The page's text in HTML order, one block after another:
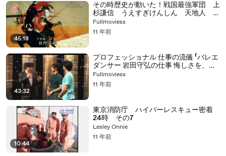
45:18
その時歴史が動いた！戦国最強軍団 上
杉謙信 うえすぎけんしん 天地人 て
んちじん ＶＳ 武田信玄 たけだしん
げん 風林火山 ふうりんかざん 上杉
謙信と武田信玄に見る戦い方 川中島
Fullmoviess
11 年前
43:32
プロフェッショナル 仕事の流儀 「バレエ
ダンサー 岩田守弘の仕事 悔しさを、情
熱に」
Fullmoviess
11 年前
10:44
東京消防庁 ハイパーレスキュー密着
24時 その7
Lesley Onnie
11 年前